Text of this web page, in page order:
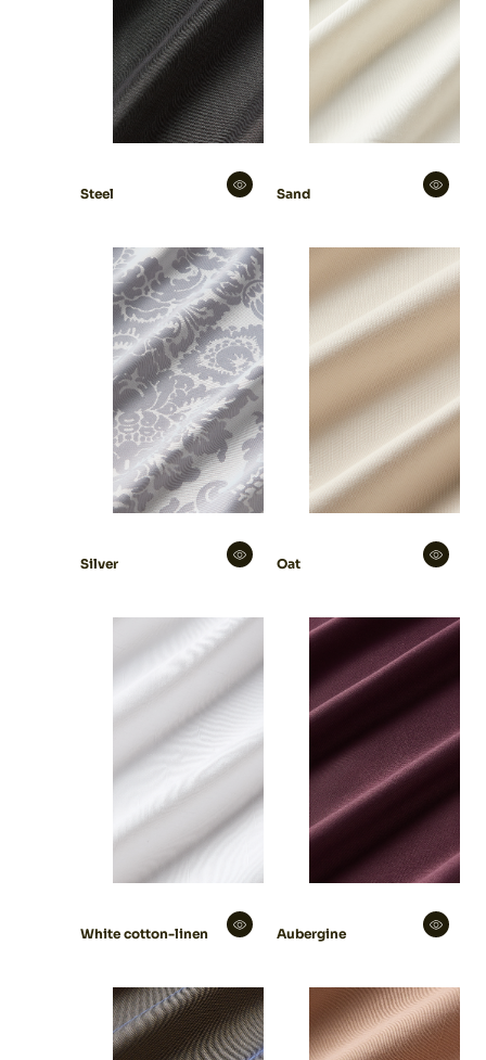
Steel Sand
Silver Oat
White cotton-linen Aubergine